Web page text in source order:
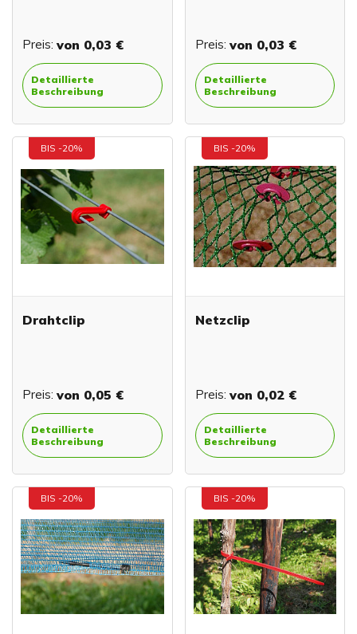
Preis: von 0,03 €
Detaillierte
Beschreibung
Preis: von 0,03 €
Detaillierte
Beschreibung
BIS -20%
Drahtclip
Preis: von 0,05 €
Detaillierte
Beschreibung
BIS -20%
Netzclip
Preis: von 0,02 €
Detaillierte
Beschreibung
BIS -20% BIS -20%